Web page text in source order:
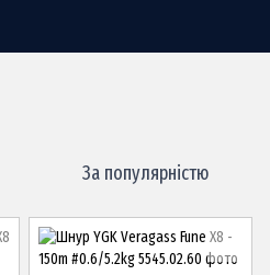
За популярністю